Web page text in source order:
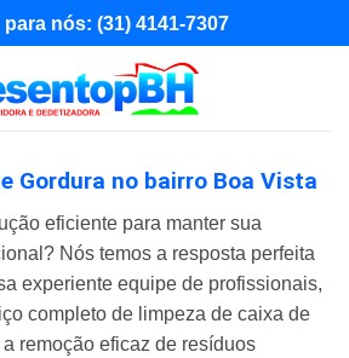
nós: (31) 4141-7307
Gordura no bairro Boa Vista
eficiente para manter sua
Nós temos a resposta perfeita
experiente equipe de profissionais,
completo de limpeza de caixa de
remoção eficaz de resíduos